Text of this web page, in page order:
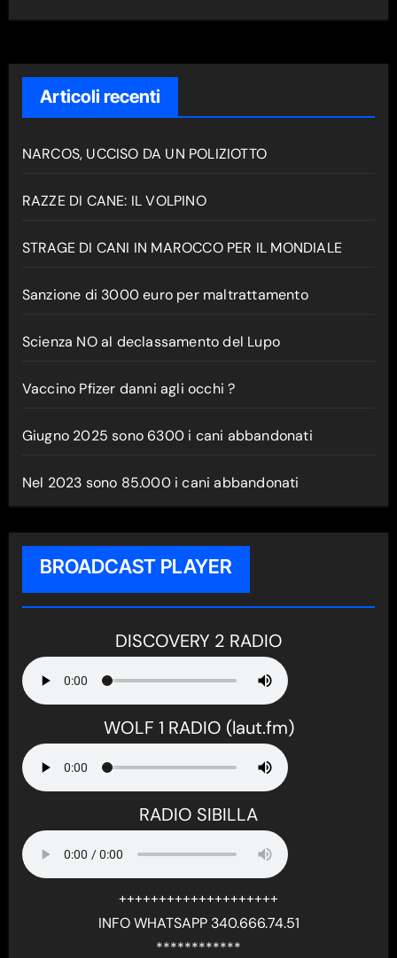
Articoli recenti
NARCOS, UCCISO DA UN POLIZIOTTO
RAZZE DI CANE: IL VOLPINO
STRAGE DI CANI IN MAROCCO PER IL MONDIALE
Sanzione di 3000 euro per maltrattamento
Scienza NO al declassamento del Lupo
Vaccino Pfizer danni agli occhi ?
Giugno 2025 sono 6300 i cani abbandonati
Nel 2023 sono 85.000 i cani abbandonati
BROADCAST PLAYER
DISCOVERY 2 RADIO
WOLF 1 RADIO (laut.fm)
RADIO SIBILLA
++++++++++++++++++++
INFO WHATSAPP 340.666.74.51
************